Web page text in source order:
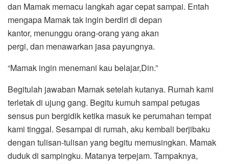
dan Mamak memacu langkah agar cepat sampai. Entah
mengapa Mamak tak ingin berdiri di depan
kantor, menunggu orang-orang yang akan
pergi, dan menawarkan jasa payungnya.
“Mamak ingin menemani kau belajar,Din.”
Begitulah jawaban Mamak setelah kutanya. Rumah kami
terletak di ujung gang. Begitu kumuh sampai petugas
sensus pun bergidik ketika masuk ke perumahan tempat
kami tinggal. Sesampai di rumah, aku kembali berjibaku
dengan tulisan-tulisan yang begitu memusingkan. Mamak
duduk di sampingku. Matanya terpejam. Tampaknya,